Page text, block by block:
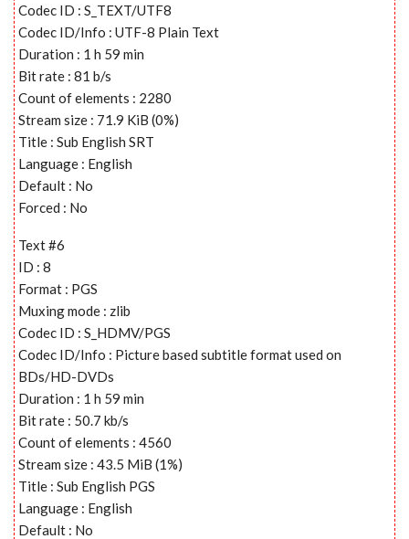
Codec ID : S_TEXT/UTF8
Codec ID/Info : UTF-8 Plain Text
Duration : 1 h 59 min
Bit rate : 81 b/s
Count of elements : 2280
Stream size : 71.9 KiB (0%)
Title : Sub English SRT
Language : English
Default : No
Forced : No
Text #6
ID : 8
Format : PGS
Muxing mode : zlib
Codec ID : S_HDMV/PGS
Codec ID/Info : Picture based subtitle format used on
BDs/HD-DVDs
Duration : 1 h 59 min
Bit rate : 50.7 kb/s
Count of elements : 4560
Stream size : 43.5 MiB (1%)
Title : Sub English PGS
Language : English
Default : No